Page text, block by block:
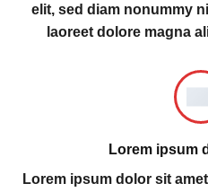
elit, sed diam nonummy
laoreet dolore magna
Lorem ipsum
Lorem ipsum dolor sit